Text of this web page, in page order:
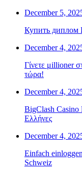
December 5,
Купить диплом
December 4,
Γίνετε μillioner
τώρα!
December 4,
BigClash Casino
Ελλήνες
December 4,
Einfach
Schweiz